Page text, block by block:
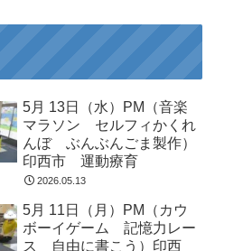
5月 13日（水）PM（音楽
マラソン セルフィかくれ
んぼ ぶんぶんごま製作）
印西市 運動療育
2026.05.13
5月 11日（月）PM（カウ
ボーイゲーム 記憶力レー
ス 自由に書こう）印西